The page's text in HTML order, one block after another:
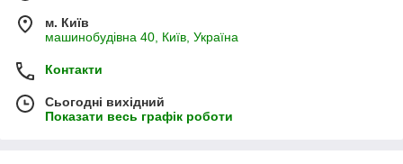
м. Київ
машинобудівна 40, Київ, Україна
Контакти
Сьогодні вихідний
Показати весь графік роботи